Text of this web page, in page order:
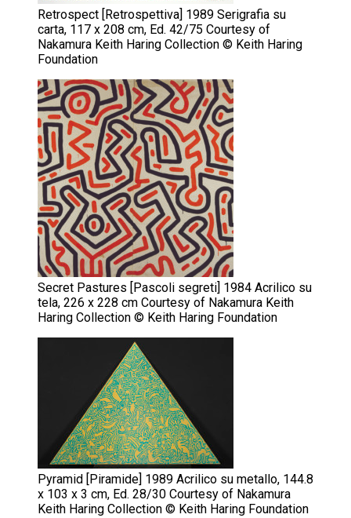
Retrospect [Retrospettiva] 1989 Serigrafia su
carta, 117 x 208 cm, Ed. 42/75 Courtesy of
Nakamura Keith Haring Collection © Keith Haring
Foundation
Secret Pastures [Pascoli segreti] 1984 Acrilico su
tela, 226 x 228 cm Courtesy of Nakamura Keith
Haring Collection © Keith Haring Foundation
Pyramid [Piramide] 1989 Acrilico su metallo, 144.8
x 103 x 3 cm, Ed. 28/30 Courtesy of Nakamura
Keith Haring Collection © Keith Haring Foundation